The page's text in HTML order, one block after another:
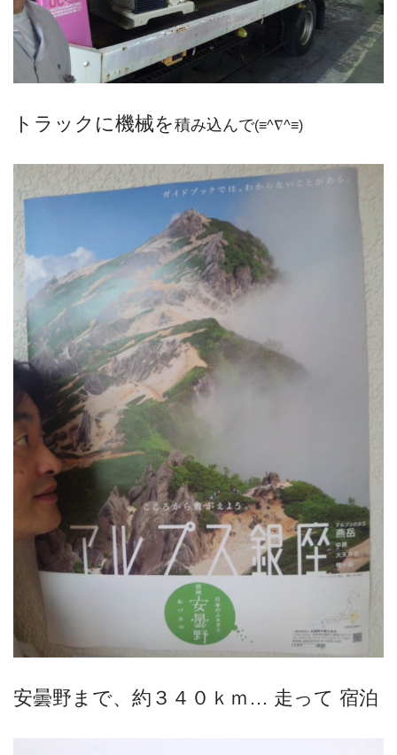
トラックに機械を積み込んで(≡^∇^≡)
安曇野まで、約３４０ｋｍ… 走って 宿泊